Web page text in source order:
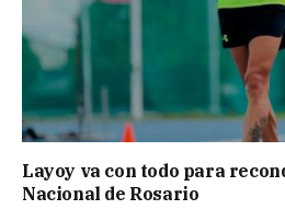
Layoy va con todo para
Nacional de Rosario